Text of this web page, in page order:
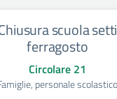
scuola
ferragosto
Circolare 21
personale scolastico